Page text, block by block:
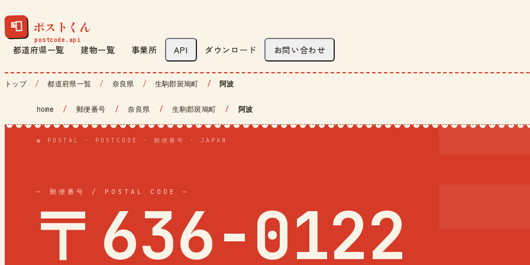
📮 ポストくん
都道府県一覧 建物一覧 事業所 API ダウンロード お問い合わせ
トップ 都道府県一覧 奈良県 生駒郡斑鳩町 阿波
home / 郵便番号 / 奈良県 / 生駒郡斑鳩町 / 阿波
◉ POSTAL · POSTCODE · 郵便番号 · JAPAN
— 郵便番号 / POSTAL CODE —
〒636-0122